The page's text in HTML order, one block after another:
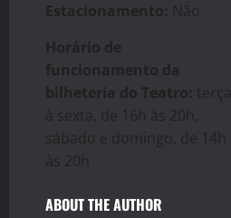
Estacionamento: Não
Horário de
funcionamento da
bilheteria do Teatro: terça
à sexta, de 16h às 20h,
sábado e domingo, de 14h
às 20h
ABOUT THE AUTHOR